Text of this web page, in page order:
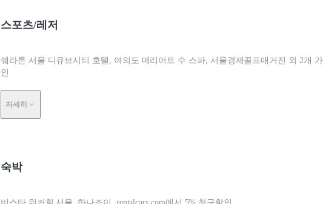
스포츠/레저
쉐라톤 서울 디큐브시티 호텔, 여의도 메리어트 수 스파, 서울경제골프매거진 외 2개
인
자세히
숙박